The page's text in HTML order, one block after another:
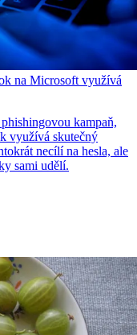
na Microsoft využívá
kampaň,
využívá skutečný
necílí na hesla, ale
sami udělí.